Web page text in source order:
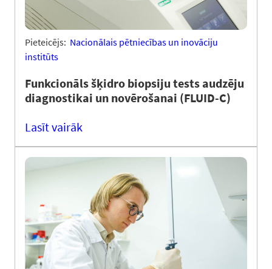
Pieteicējs: Nacionālais pētniecības un inovāciju
institūts
Funkcionāls šķidro biopsiju tests audzēju
diagnostikai un novērošanai (FLUID-C)
Lasīt vairāk